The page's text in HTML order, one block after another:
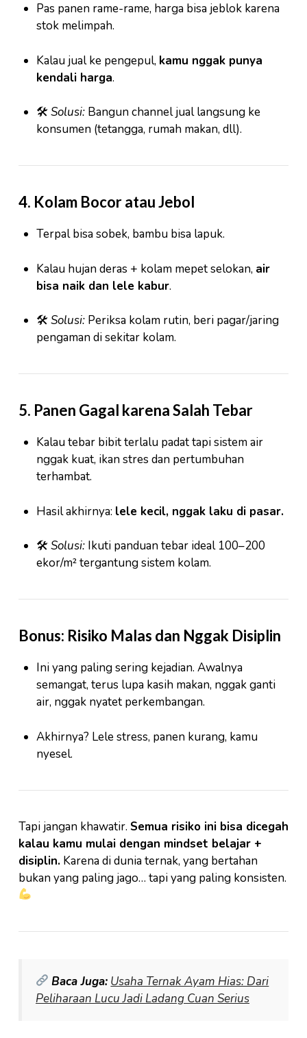
Pas panen rame-rame, harga bisa jeblok karena
stok melimpah.
Kalau jual ke pengepul, kamu nggak punya
kendali harga.
🛠 Solusi:Bangun channel jual langsung ke
konsumen (tetangga, rumah makan, dll).
4. Kolam Bocor atau Jebol
Terpal bisa sobek, bambu bisa lapuk.
Kalau hujan deras + kolam mepet selokan, air
bisa naik dan lele kabur.
🛠 Solusi:Periksa kolam rutin, beri pagar/jaring
pengaman di sekitar kolam.
5. Panen Gagal karena Salah Tebar
Kalau tebar bibit terlalu padat tapi sistem air
nggak kuat, ikan stres dan pertumbuhan
terhambat.
Hasil akhirnya: lele kecil, nggak laku di pasar.
🛠 Solusi:Ikuti panduan tebar ideal 100–200
ekor/m² tergantung sistem kolam.
Bonus: Risiko Malas dan Nggak Disiplin
Ini yang paling sering kejadian. Awalnya
semangat, terus lupa kasih makan, nggak ganti
air, nggak nyatet perkembangan.
Akhirnya? Lele stress, panen kurang, kamu
nyesel.
Tapi jangan khawatir. Semua risiko ini bisa dicegah
kalau kamu mulai dengan mindset belajar +
disiplin. Karena di dunia ternak, yang bertahan
bukan yang paling jago… tapi yang paling konsisten.
Baca Juga: Usaha Ternak Ayam Hias: Dari
Peliharaan Lucu Jadi Ladang Cuan Serius